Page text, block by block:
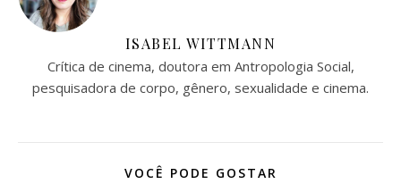
ISABEL WITTMANN
Crítica de cinema, doutora em Antropologia Social,
pesquisadora de corpo, gênero, sexualidade e cinema.
VOCÊ PODE GOSTAR